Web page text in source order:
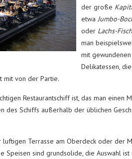
der große
etwaJumbo-
oder Lachs-
man
mit
Delikatessen,
mit von der Partie.
Restaurantschiff ist, das man einen
des Schiffs außerhalb der üblichen
Terrasse am Oberdeck oder der
Speisen sind grundsolide, die Auswahl